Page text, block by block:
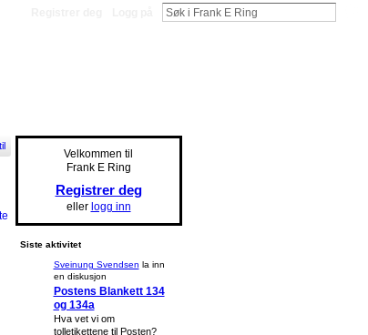
Velkommen til
Frank E Ring
Registrer deg
eller logg inn
Siste aktivitet
Sveinung Svendsen la inn
en diskusjon
Postens Blankett 134
og 134a
Hva vet vi om
tolletikettene til Posten?